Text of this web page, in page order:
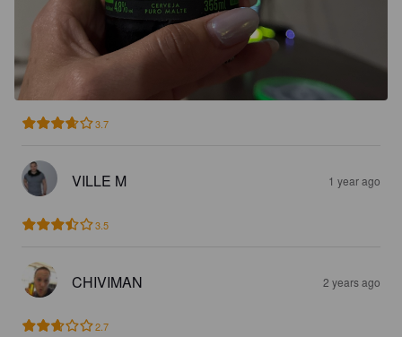
3.7
VILLE M 1 year ago
3.5
CHIVIMAN 2 years ago
2.7